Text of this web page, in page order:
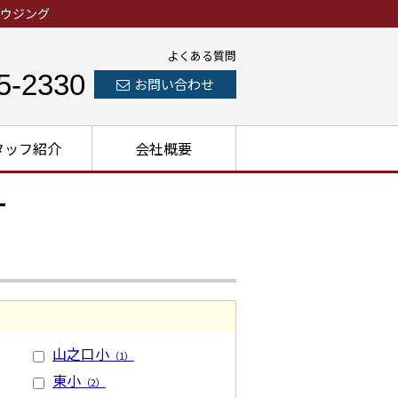
ジング
よくある質問
お問い合わせ
2330
ッフ紹介 会社概要
山之口小 （1）
東小 （2）